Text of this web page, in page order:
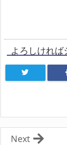
よろしけれ
Next